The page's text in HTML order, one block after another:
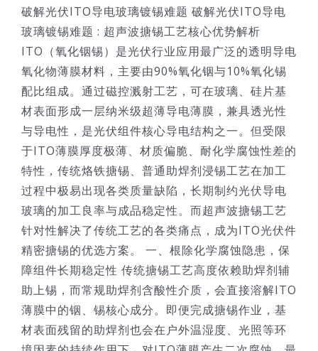
破解光伏ITO导电玻璃镀锡难题 破解光伏ITO导电
玻璃镀锡难题 : 超声波搪锡工艺核心优势解析
ITO（氧化铟锡）是光伏行业应用最广泛的透明导电
氧化物薄膜材料，主要由90%氧化铟与10%氧化锡
配比组成。通过磁控溅射工艺，可在玻璃、硅片基
材表面形成一层纳米级超薄导电薄膜，兼具透光性
与导电性，是光伏组件核心导电结构之一。但受限
于ITO薄膜厚度极薄、材质偏脆、耐化学腐蚀性差的
特性，传统烙铁搪锡、普通助焊剂浸锡工艺在加工
过程中极易出现各类质量缺陷，长期制约光伏导电
玻璃的加工良率与成品稳定性。而超声波搪锡工艺
针对性解决了传统工艺的各类痛点，成为ITO光伏件
精密搪锡的优选方案。 一、根除化学腐蚀隐患，保
障组件长期稳定性 传统搪锡工艺高度依赖助焊剂辅
助上锡，而常规助焊剂含酸性介质，会直接溶解ITO
薄膜中的铟、锡核心成分。即便完成搪锡作业，基
材表面残留的助焊剂也会在户外温湿度、光照等环